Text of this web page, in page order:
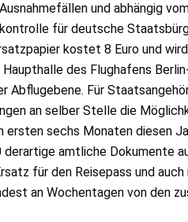
und abhängig
für deutsche
kostet 8 Euro und
des Flughafens
Abflugebene. Für
an selber Stelle die
ersten sechs Monaten diesen
derartige amtliche Dokumente
für den Reisepass und
an Wochentagen von den